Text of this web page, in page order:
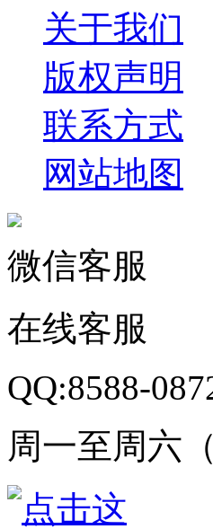
关于我们
版权声明
联系方式
网站地图
微信客服
在线客服
QQ:8588-
周一至周六